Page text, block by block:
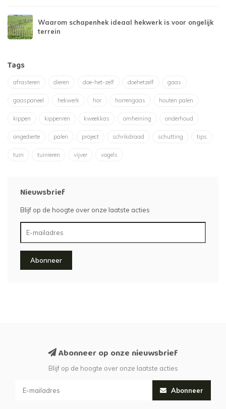
Waarom schapenhek ideaal hekwerk is voor ongelijk
terrein
Tags
afrasteren dieren doe-het-zelf doehetzelf gaas
gaaspaneel hekwerk hor horrengaas houten palen
kippen kippenren kweekkas omheining onderhoud
ongedierte palen project schrikdraad schutting tips
tuin tuinieren vijver vogels
Nieuwsbrief
Blijf op de hoogte over onze laatste acties
Abonneer
Abonneer op onze nieuwsbrief
Blijf op de hoogte over onze laatste acties
Abonneer